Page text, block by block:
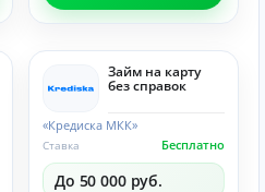
Займ на карту
без справок
«Кредиска МКК»
Бесплатно
Ставка
До 50 000 руб.